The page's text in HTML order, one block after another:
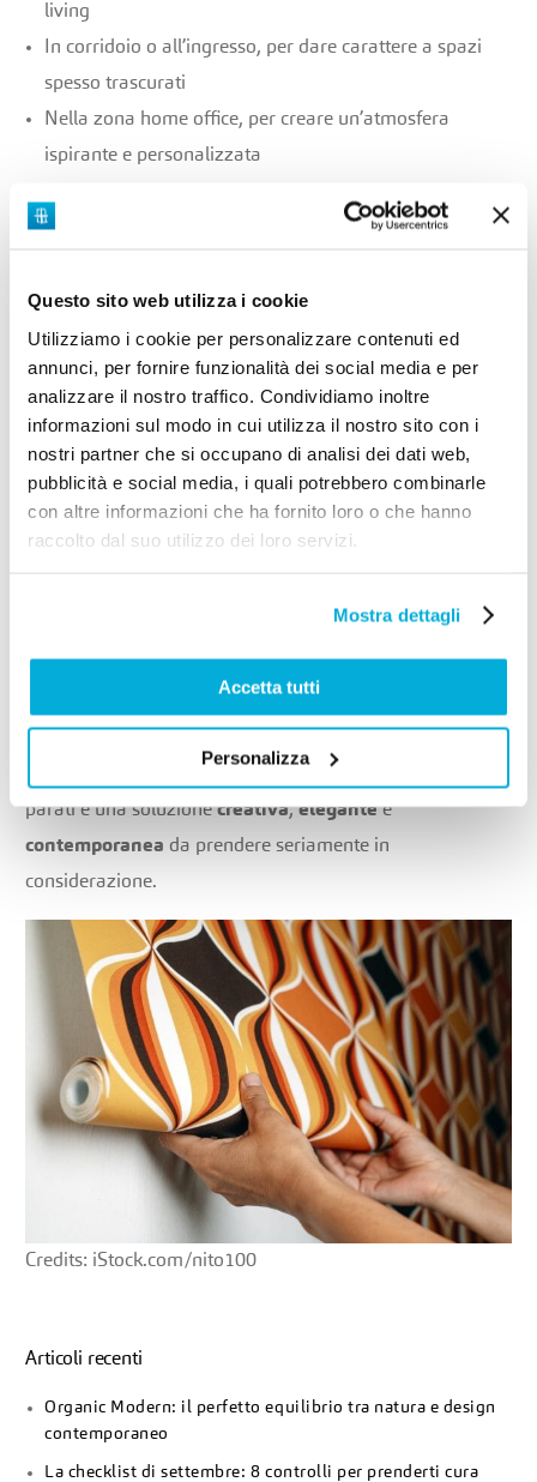
Questo sito web utilizza i cookie
Utilizziamo i cookie per personalizzare contenuti ed
annunci, per fornire funzionalità dei social media e per
analizzare il nostro traffico. Condividiamo inoltre
informazioni sul modo in cui utilizza il nostro sito con i
nostri partner che si occupano di analisi dei dati web,
pubblicità e social media, i quali potrebbero combinarle
con altre informazioni che ha fornito loro o che hanno
raccolto dal suo utilizzo dei loro servizi.
Mostra dettagli
Accetta tutti
Personalizza
living
In corridoio o all’ingresso, per dare carattere a spazi
spesso trascurati
Nella zona home office, per creare un’atmosfera
ispirante e personalizzata
Manutenzione e durata
Le carte da parati moderne sono molto più
rispetto al passato. Molte sono
lavabili
, alcune
addiritturawaterproof, adatte anche ad ambienti umidi
come bagno e cucina. L’importante èaffidarsi a
professionisti per la posa, in modo dagarantire un
risultato perfetto e duraturo.
Una scelta che racconta chi sei
Scegliere una carta da parati non è solo una questione
trasmette un messaggio, crea
un’emozione,riflette il gusto di chi vive la casa.
parati è una soluzionecreativa,elegantee
contemporanea da prendere seriamente in
considerazione.
Credits: iStock.com/nito100
Articoli recenti
Organic Modern: il perfetto equilibrio tra natura e design
contemporaneo
La checklist di settembre: 8 controlli per prenderti cura